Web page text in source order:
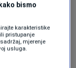
Boschovom
šamar.
bismo
karakteristike
pristupanje
mjerenje
usluga.